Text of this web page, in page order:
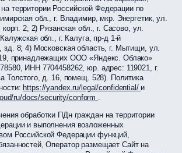
территории Российской Федерации по
обл., г. Владимир, мкр. Энергетик, ул.
2; 2) Рязанская обл., г. Сасово, ул.
обл., г. Калуга, пр-д 1-й
зд. 8; 4) Московская область, г. Мытищи, ул.
принадлежащих ООО «Яндекс. Облако»
ИНН 7704458262, юр. адрес: 119021, г.
Толстого, д. 16, помещ. 528). Политика
https://yandex.ru/legal/confidential/ и
ru/docs/security/conform .
обработки ПДн граждан на территории
и выполнения возложенных
Российской Федерации функций,
Оператор размещает Сайт на